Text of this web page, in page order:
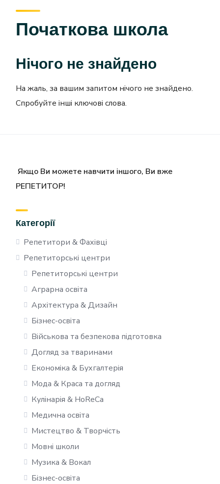
Початкова школа
Нічого не знайдено
На жаль, за вашим запитом нічого не знайдено.
Спробуйте інші ключові слова.
Якщо Ви можете навчити іншого, Ви вже
РЕПЕТИТОР!
Категорії
Репетитори & Фахівці
Репетиторські центри
Репетиторські центри
Аграрна освіта
Архітектура & Дизайн
Бізнес-освіта
Військова та безпекова підготовка
Догляд за тваринами
Економіка & Бухгалтерія
Мода & Краса та догляд
Кулінарія & HoReCa
Медична освіта
Мистецтво & Творчість
Мовні школи
Музика & Вокал
Бізнес-освіта